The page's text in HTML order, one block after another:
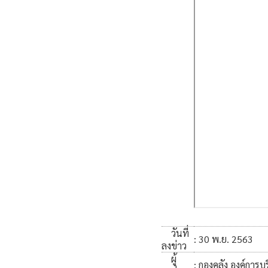
วันที่
ลงข่าว
: 30 พ.ย. 2563
ผู้
: กองคลัง องค์กา